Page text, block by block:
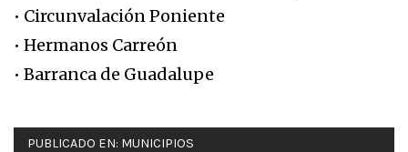
• Circunvalación Poniente
• Hermanos Carreón
• Barranca de Guadalupe
PUBLICADO EN: MUNICIPIOS